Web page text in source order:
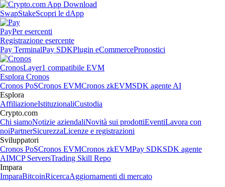
SwapStakeScopri le dApp
PayPer esercenti
Registrazione esercente
Pay TerminalPay SDKPlugin eCommercePronostici
CronosLayer1 compatibile EVM
Esplora Cronos
Cronos PoSCronos EVMCronos zkEVMSDK agente AI
Esplora
AffiliazioneIstituzionaliCustodia
Crypto.com
Chi siamoNotizie aziendaliNovità sui prodottiEventiLavora con
noiPartnerSicurezzaLicenze e registrazioni
Sviluppatori
Cronos PoSCronos EVMCronos zkEVMPay SDKSDK agente
AIMCP ServersTrading Skill Repo
Impara
ImparaBitcoinRicercaAggiornamenti di mercato